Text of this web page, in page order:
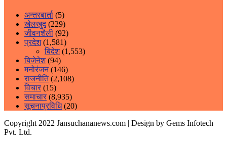
अन्तरबार्ता (5)
खेलखुद(229)
जीवनशैली (92)
प्रदेश(1,581)
बिदेश(1,553)
बिजेनेश(94)
मनोरंजन(146)
राजनीति(2,108)
विचार(15)
समाचार(8,935)
सूचनाप्रविधि(20)
Copyright 2022 Jansuchananews.com | Design by Gems Infotech
Pvt. Ltd.